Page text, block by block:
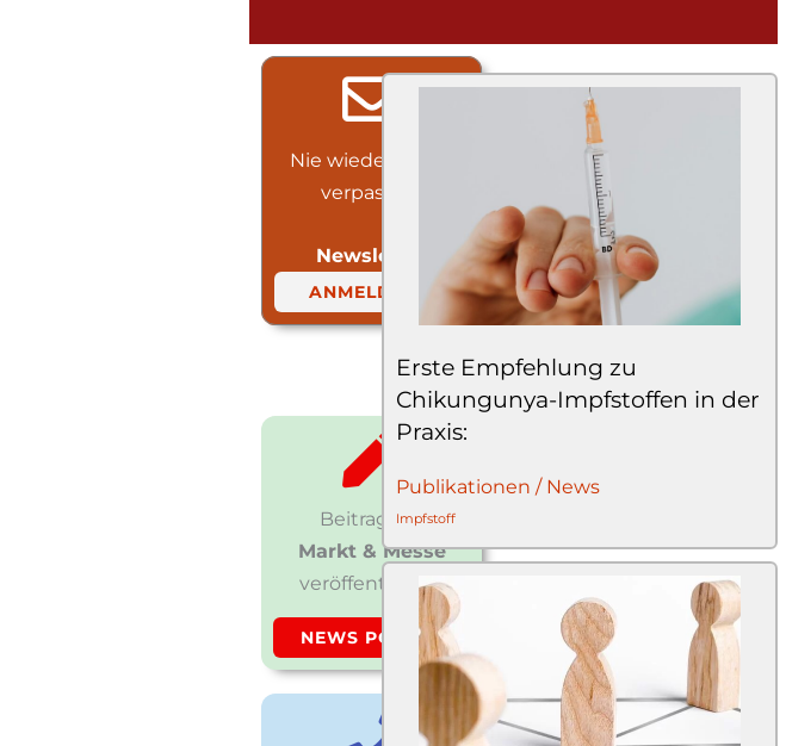
Nie wieder etwas
verpassen!
Newsletter
ANMELDUNG
Beitrag auf
Markt & Messe
veröffentlichen
NEWS POSTEN
Erste Empfehlung zu
Chikungunya-Impfstoffen in der
Praxis:
Publikationen / News
Impfstoff